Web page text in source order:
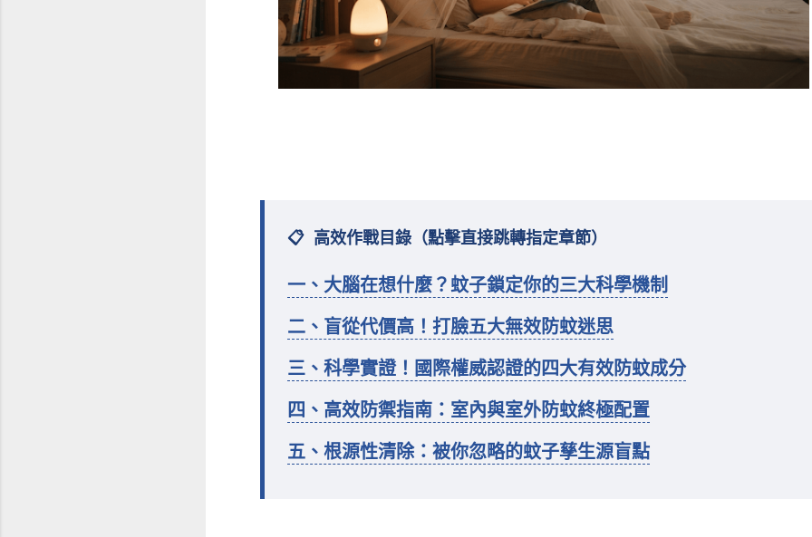
📋 高效作戰目錄（點擊直接跳轉指定章節）
一、大腦在想什麼？蚊子鎖定你的三大科學機制
二、盲從代價高！打臉五大無效防蚊迷思
三、科學實證！國際權威認證的四大有效防蚊成分
四、高效防禦指南：室內與室外防蚊終極配置
五、根源性清除：被你忽略的蚊子孳生源盲點